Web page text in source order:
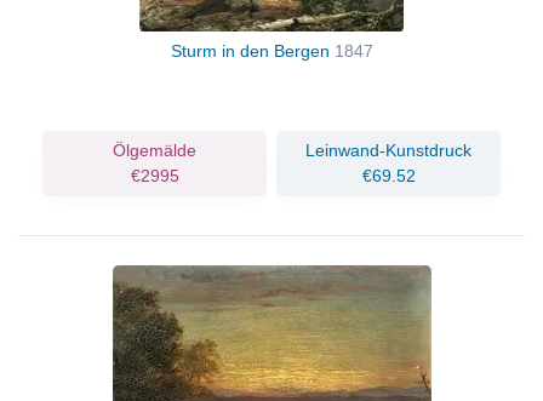
Sturm in den Bergen 1847
Ölgemälde
€2995
Leinwand-Kunstdruck
€69.52